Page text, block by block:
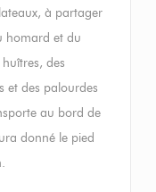
à partager
homard et du
des
et des palourdes
au bord de
donné le pied